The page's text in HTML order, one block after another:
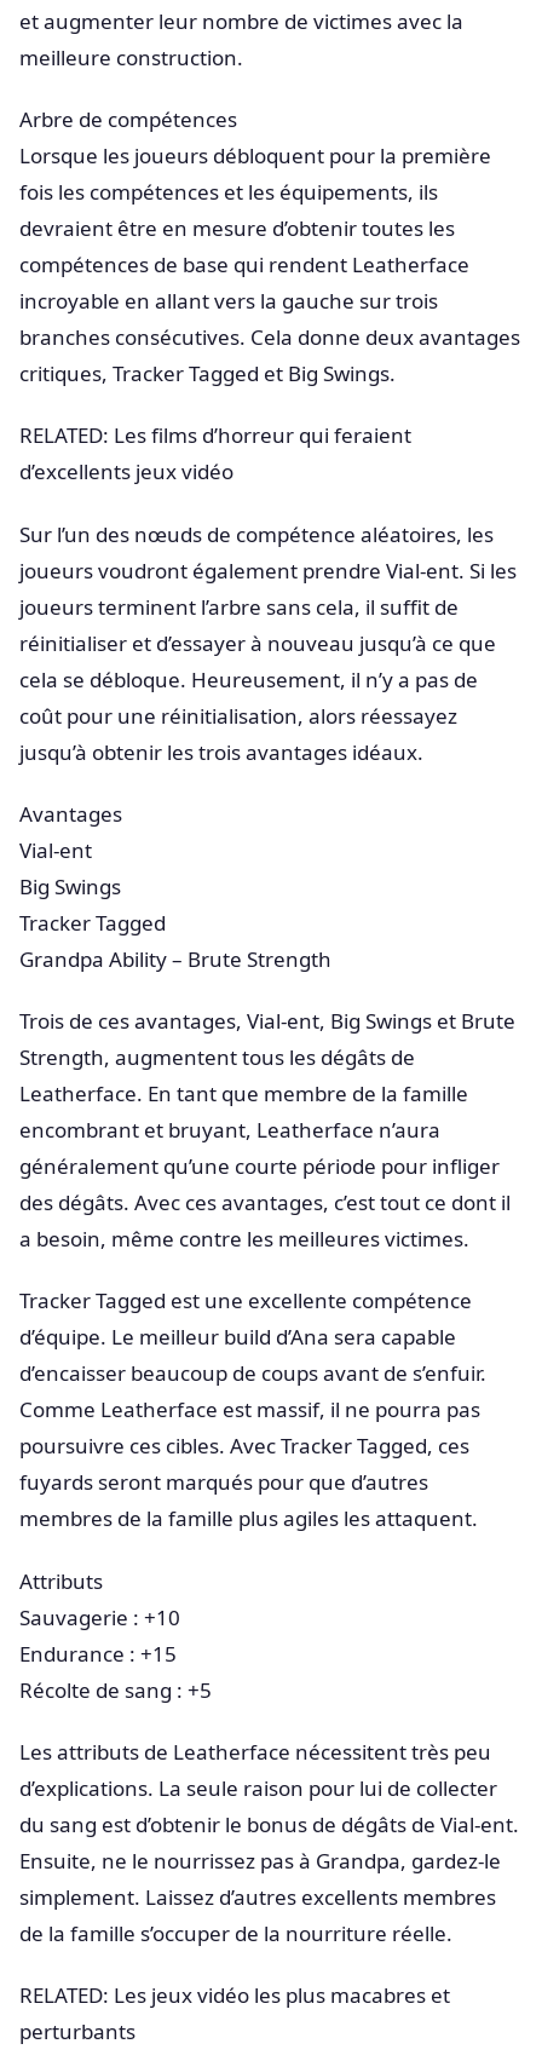
et augmenter leur nombre de victimes avec la
meilleure construction.
Arbre de compétences
Lorsque les joueurs débloquent pour la première
fois les compétences et les équipements, ils
devraient être en mesure d’obtenir toutes les
compétences de base qui rendent Leatherface
incroyable en allant vers la gauche sur trois
branches consécutives. Cela donne deux avantages
critiques, Tracker Tagged et Big Swings.
RELATED: Les films d’horreur qui feraient
d’excellents jeux vidéo
Sur l’un des nœuds de compétence aléatoires, les
joueurs voudront également prendre Vial-ent. Si les
joueurs terminent l’arbre sans cela, il suffit de
réinitialiser et d’essayer à nouveau jusqu’à ce que
cela se débloque. Heureusement, il n’y a pas de
coût pour une réinitialisation, alors réessayez
jusqu’à obtenir les trois avantages idéaux.
Avantages
Vial-ent
Big Swings
Tracker Tagged
Grandpa Ability – Brute Strength
Trois de ces avantages, Vial-ent, Big Swings et Brute
Strength, augmentent tous les dégâts de
Leatherface. En tant que membre de la famille
encombrant et bruyant, Leatherface n’aura
généralement qu’une courte période pour infliger
des dégâts. Avec ces avantages, c’est tout ce dont il
a besoin, même contre les meilleures victimes.
Tracker Tagged est une excellente compétence
d’équipe. Le meilleur build d’Ana sera capable
d’encaisser beaucoup de coups avant de s’enfuir.
Comme Leatherface est massif, il ne pourra pas
poursuivre ces cibles. Avec Tracker Tagged, ces
fuyards seront marqués pour que d’autres
membres de la famille plus agiles les attaquent.
Attributs
Sauvagerie : +10
Endurance : +15
Récolte de sang : +5
Les attributs de Leatherface nécessitent très peu
d’explications. La seule raison pour lui de collecter
du sang est d’obtenir le bonus de dégâts de Vial-ent.
Ensuite, ne le nourrissez pas à Grandpa, gardez-le
simplement. Laissez d’autres excellents membres
de la famille s’occuper de la nourriture réelle.
RELATED: Les jeux vidéo les plus macabres et
perturbants